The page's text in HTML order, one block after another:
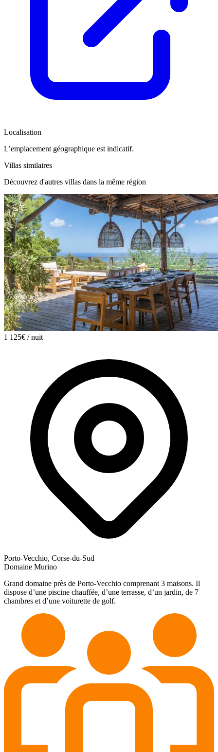
Localisation
Villa Marinka
+
−
L’emplacement géographique est indicatif.
Villas similaires
Découvrez d'autres villas dans la même région
1 125€ / nuit
Porto-Vecchio, Corse-du-Sud
Domaine Murino
Grand domaine près de Porto-Vecchio comprenant 3 maisons. Il
dispose d’une piscine chauffée, d’une terrasse, d’un jardin, de 7
chambres et d’une voiturette de golf.